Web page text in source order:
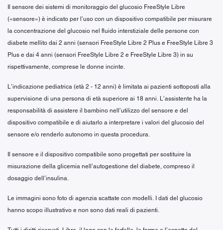
Il sensore dei sistemi di monitoraggio del glucosio FreeStyle Libre
(«sensore») è indicato per l’uso con un dispositivo compatibile per misurare
la concentrazione del glucosio nel fluido interstiziale delle persone con
diabete mellito dai 2 anni (sensori FreeStyle Libre 2 Plus e FreeStyle Libre 3
Plus e dai 4 anni (sensori FreeStyle Libre 2 e FreeStyle Libre 3) in su
rispettivamente, comprese le donne incinte.
L’indicazione pediatrica (età 2 - 12 anni) è limitata ai pazienti sottoposti alla
supervisione di una persona di età superiore ai 18 anni. L’assistente ha la
responsabilità di assistere il bambino nell’utilizzo del sensore e del
dispositivo compatibile e di aiutarlo a interpretare i valori del glucosio del
sensore e/o renderlo autonomo in questa procedura.
Il sensore e il dispositivo compatibile sono progettati per sostituire la
misurazione della glicemia nell’autogestione del diabete, compreso il
dosaggio dell’insulina.
Le immagini sono foto di agenzia scattate con modelli. I dati del glucosio
hanno scopo illustrativo e non sono dati reali di pazienti.